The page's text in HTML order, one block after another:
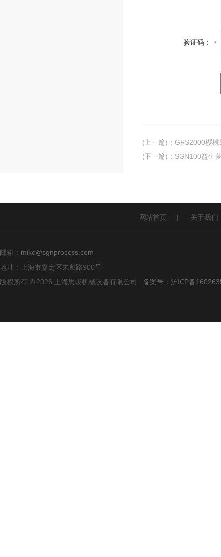
验证码：
(上一篇) ： GRS2000樱
(下一篇) ： SGN100益生
网站首页 | 关于我们
邮箱： mike@sgnprocess.com
地址：上海市嘉定区朱戴路900号
版权所有 © 2026 上海思峻机械设备有限公司 备案号：沪ICP备